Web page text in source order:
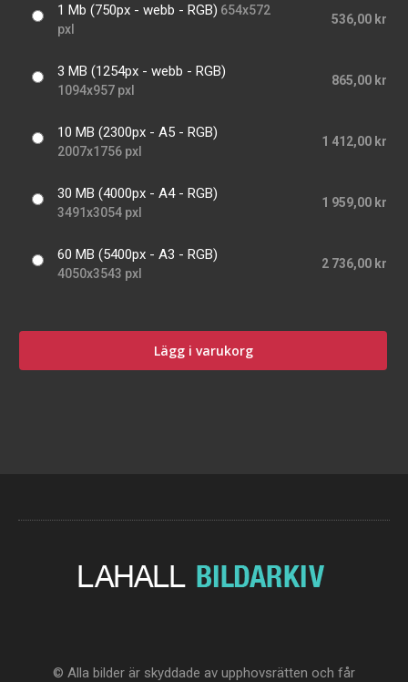
1 Mb (750px - webb - RGB) 654x572
pxl
536,00 kr
3 MB (1254px - webb - RGB)
1094x957 pxl
865,00 kr
10 MB (2300px - A5 - RGB)
2007x1756 pxl
1 412,00 kr
30 MB (4000px - A4 - RGB)
3491x3054 pxl
1 959,00 kr
60 MB (5400px - A3 - RGB)
4050x3543 pxl
2 736,00 kr
Lägg i varukorg
© Alla bilder är skyddade av upphovsrätten och får